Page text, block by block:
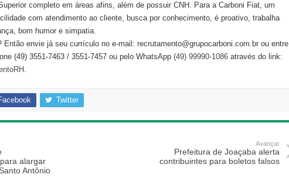
completo em áreas afins, além de possuir CNH. Para a Carboni Fiat, um
com atendimento ao cliente, busca por conhecimento, é proativo, trabalha
bom humor e simpatia.
Então envie já seu currículo no e-mail: recrutamento@grupocarboni.com.br ou entre
(49) 3551-7463 / 3551-7457 ou pelo WhatsApp (49) 99990-1086através do link:
.
Twitter
alargar
Antônio
Avançar
Prefeitura de Joaçaba alerta
contribuintes para boletos falsos